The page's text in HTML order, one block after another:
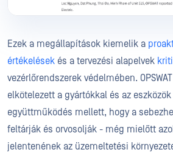
Ezek a megállapítások kiemelik a
értékelések és a tervezési alapelvek
vezérlőrendszerek védelmében.
elkötelezett a gyártókkal és az
együttműködés mellett, hogy a
feltárják és orvosolják - még mielőtt
jelentenének az üzemeltetési